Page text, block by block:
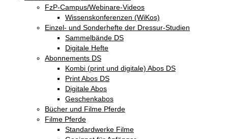
FzP-Campus/Webinare-Videos
Wissenskonferenzen (WiKos)
Einzel- und Sonderhefte der Dressur-Studien
Sammelbände DS
Digitale Hefte
Abonnements DS
Kombi (print und digitale) Abos DS
Print Abos DS
Digitale Abos
Geschenkabos
Bücher und Filme Pferde
Filme Pferde
Standardwerke Filme